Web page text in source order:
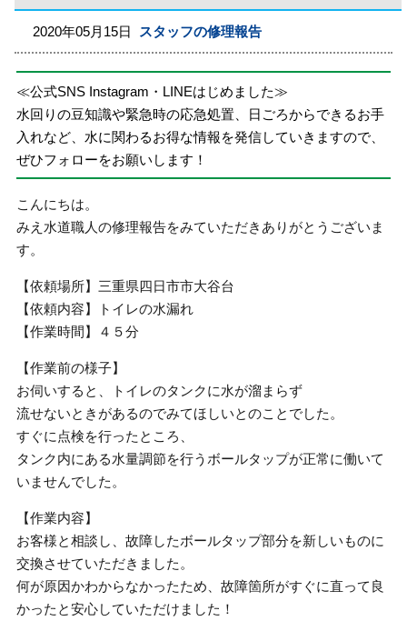
2020年05月15日 スタッフの修理報告
≪公式SNS Instagram・LINEはじめました≫
水回りの豆知識や緊急時の応急処置、日ごろからできるお手
入れなど、水に関わるお得な情報を発信していきますので、
ぜひフォローをお願いします！
こんにちは。
みえ水道職人の修理報告をみていただきありがとうございま
す。
【依頼場所】三重県四日市市大谷台
【依頼内容】トイレの水漏れ
【作業時間】４５分
【作業前の様子】
お伺いすると、トイレのタンクに水が溜まらず
流せないときがあるのでみてほしいとのことでした。
すぐに点検を行ったところ、
タンク内にある水量調節を行うボールタップが正常に働いて
いませんでした。
【作業内容】
お客様と相談し、故障したボールタップ部分を新しいものに
交換させていただきました。
何が原因かわからなかったため、故障箇所がすぐに直って良
かったと安心していただけました！